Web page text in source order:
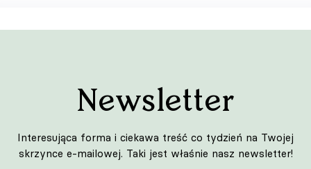
Newsletter
Interesująca forma i ciekawa treść co tydzień na Twojej
skrzynce e-mailowej. Taki jest właśnie nasz newsletter!